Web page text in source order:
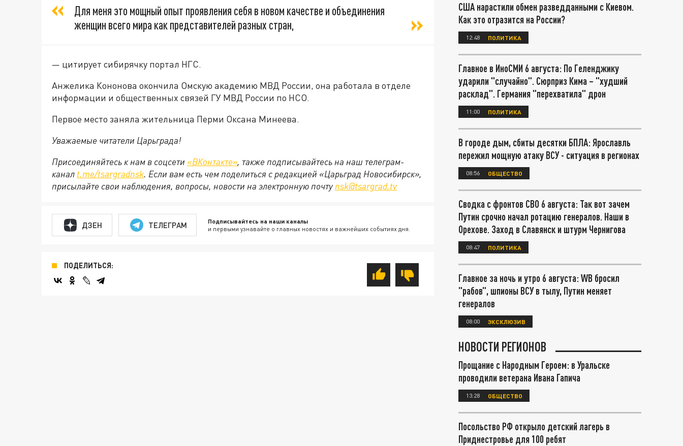
Для меня это мощный опыт проявления себя в новом качестве и объединения
женщин всего мира как представителей разных стран,
— цитирует сибирячку портал НГС.
Анжелика Кононова окончила Омскую академию МВД России, она работала в отделе
информации и общественных связей ГУ МВД России по НСО.
Первое место заняла жительница Перми Оксана Минеева.
Уважаемые читатели Царьграда!
Присоединяйтесь к нам в соцсети «ВКонтакте», также подписывайтесь на наш телеграм-
канал t.me/tsargradnsk. Если вам есть чем поделиться с редакцией «Царьград Новосибирск»,
присылайте свои наблюдения, вопросы, новости на электронную почту nsk@tsargrad.tv
ДЗЕН ТЕЛЕГРАМ Подписывайтесь на наши каналы
и первыми узнавайте о главных новостях и важнейших событиях дня.
ПОДЕЛИТЬСЯ:
США нарастили обмен разведданными с Киевом.
Как это отразится на России?
12:48 ПОЛИТИКА
Главное в ИноСМИ 6 августа: По Геленджику
ударили "случайно". Сюрприз Кима – "худший
расклад". Германия "перехватила" дрон
11:00 ПОЛИТИКА
В городе дым, сбиты десятки БПЛА: Ярославль
пережил мощную атаку ВСУ - ситуация в регионах
08:56 ОБЩЕСТВО
Сводка с фронтов СВО 6 августа: Так вот зачем
Путин срочно начал ротацию генералов. Наши в
Орехове. Заход в Славянск и штурм Чернигова
08:47 ПОЛИТИКА
Главное за ночь и утро 6 августа: WB бросил
"рабов", шпионы ВСУ в тылу, Путин меняет
генералов
08:00 ЭКСКЛЮЗИВ
НОВОСТИ РЕГИОНОВ
Прощание с Народным Героем: в Уральске
проводили ветерана Ивана Гапича
13:28 ОБЩЕСТВО
Посольство РФ открыло детский лагерь в
Приднестровье для 100 ребят